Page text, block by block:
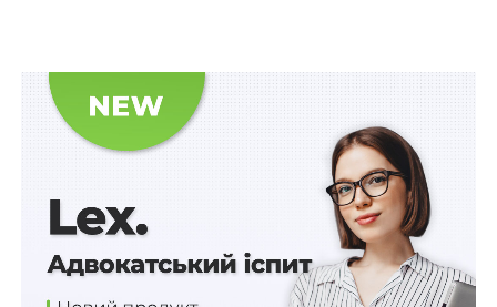
та відсторонено від займаної посади.
Санкція інкримінованої статті передбачає покарання у
вигляді позбавлення волі на строк від п’яти до десяти
років з позбавленням права обіймати певні посади чи
займатися певною діяльністю на строк до трьох
Досудове розслідування здійснюється ГУНП в